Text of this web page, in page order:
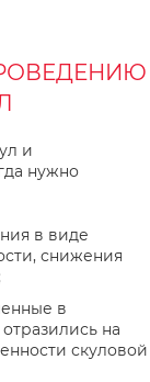
и
нужно
в виде
снижения
в
на
скуловой